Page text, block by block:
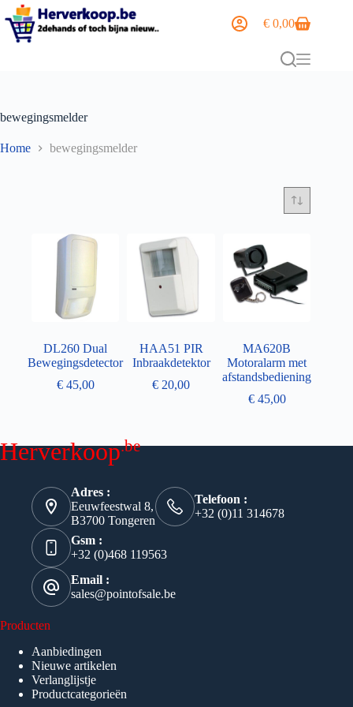
€ 0,00
bewegingsmelder
Home bewegingsmelder
DL260 Dual
Bewegingsdetector
€45,00
HAA51 PIR
Inbraakdetektor
€ 20,00
MA620B
Motoralarm met
afstandsbediening
€45,00
Herverkoop.be
Adres :
Eeuwfeestwal 8,
B3700 Tongeren
Telefoon :
+32 (0)11 314678
Gsm :
+32 (0)468 119563
Email :
sales@pointofsale.be
Producten
Aanbiedingen
Nieuwe artikelen
Verlanglijstje
Productcategorieën